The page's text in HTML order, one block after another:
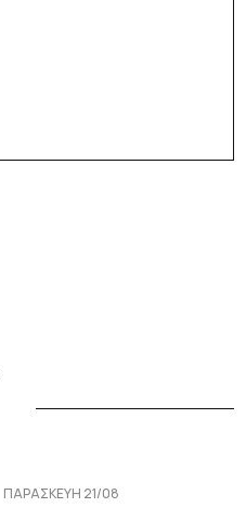
ΠΑΡΑΣΚΕΥΉ 21/08